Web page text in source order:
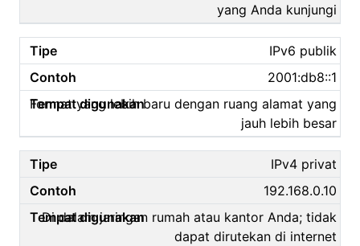
yang Anda kunjungi
IPv6 publik
2001:db8::1
Format yang lebih baru dengan ruang alamat yang
jauh lebih besar
IPv4 privat
192.168.0.10
Di dalam jaringan rumah atau kantor Anda; tidak
dapat dirutekan di internet